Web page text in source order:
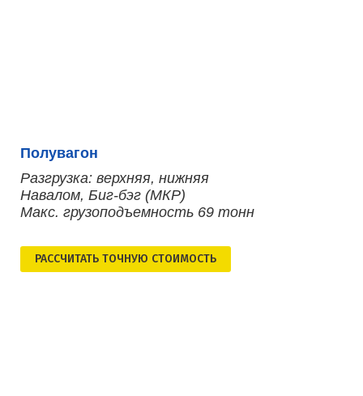
Полувагон
Разгрузка: верхняя, нижняя
Навалом, Биг-бэг (МКР)
Макс. грузоподъемность 69 тонн
РАСCЧИТАТЬ ТОЧНУЮ СТОИМОСТЬ